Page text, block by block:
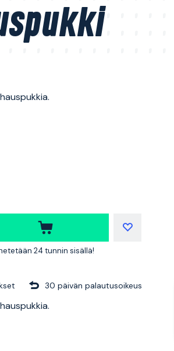
24 tunnin sisällä!
30 päivän palautusoikeus